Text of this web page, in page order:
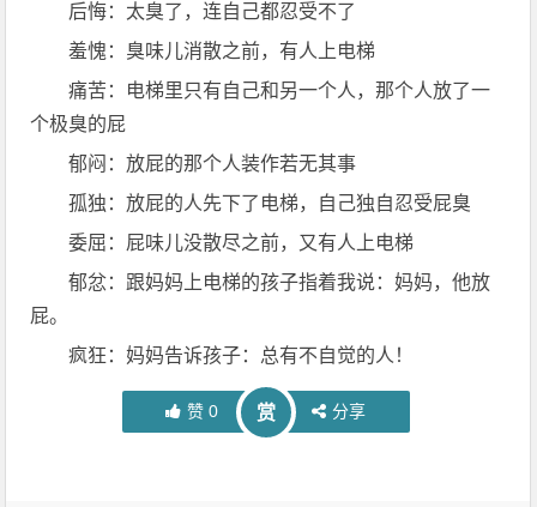
后悔：太臭了，连自己都忍受不了
羞愧：臭味儿消散之前，有人上电梯
痛苦：电梯里只有自己和另一个人，那个人放了一
个极臭的屁
郁闷：放屁的那个人装作若无其事
孤独：放屁的人先下了电梯，自己独自忍受屁臭
委屈：屁味儿没散尽之前，又有人上电梯
郁忿：跟妈妈上电梯的孩子指着我说：妈妈，他放
屁。
疯狂：妈妈告诉孩子：总有不自觉的人！
赞 0 赏 分享